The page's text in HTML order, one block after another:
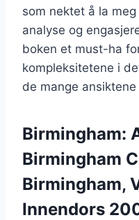
som nektet å la
analyse og
boken et must-ha
kompleksitetene i
de mange
Birmingham:
Birmingham
Birmingham,
Innendors